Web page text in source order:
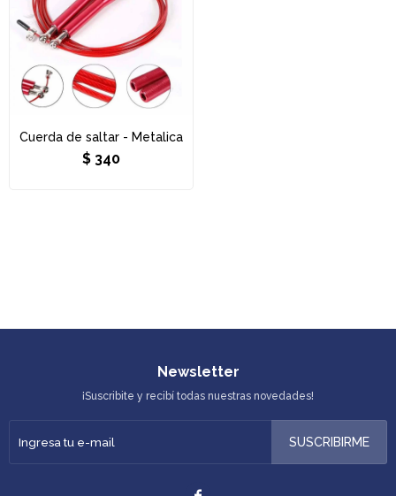
Cuerda de saltar - Metalica
$ 340
Newsletter
¡Suscribite y recibí todas nuestras novedades!
SUSCRIBIRME